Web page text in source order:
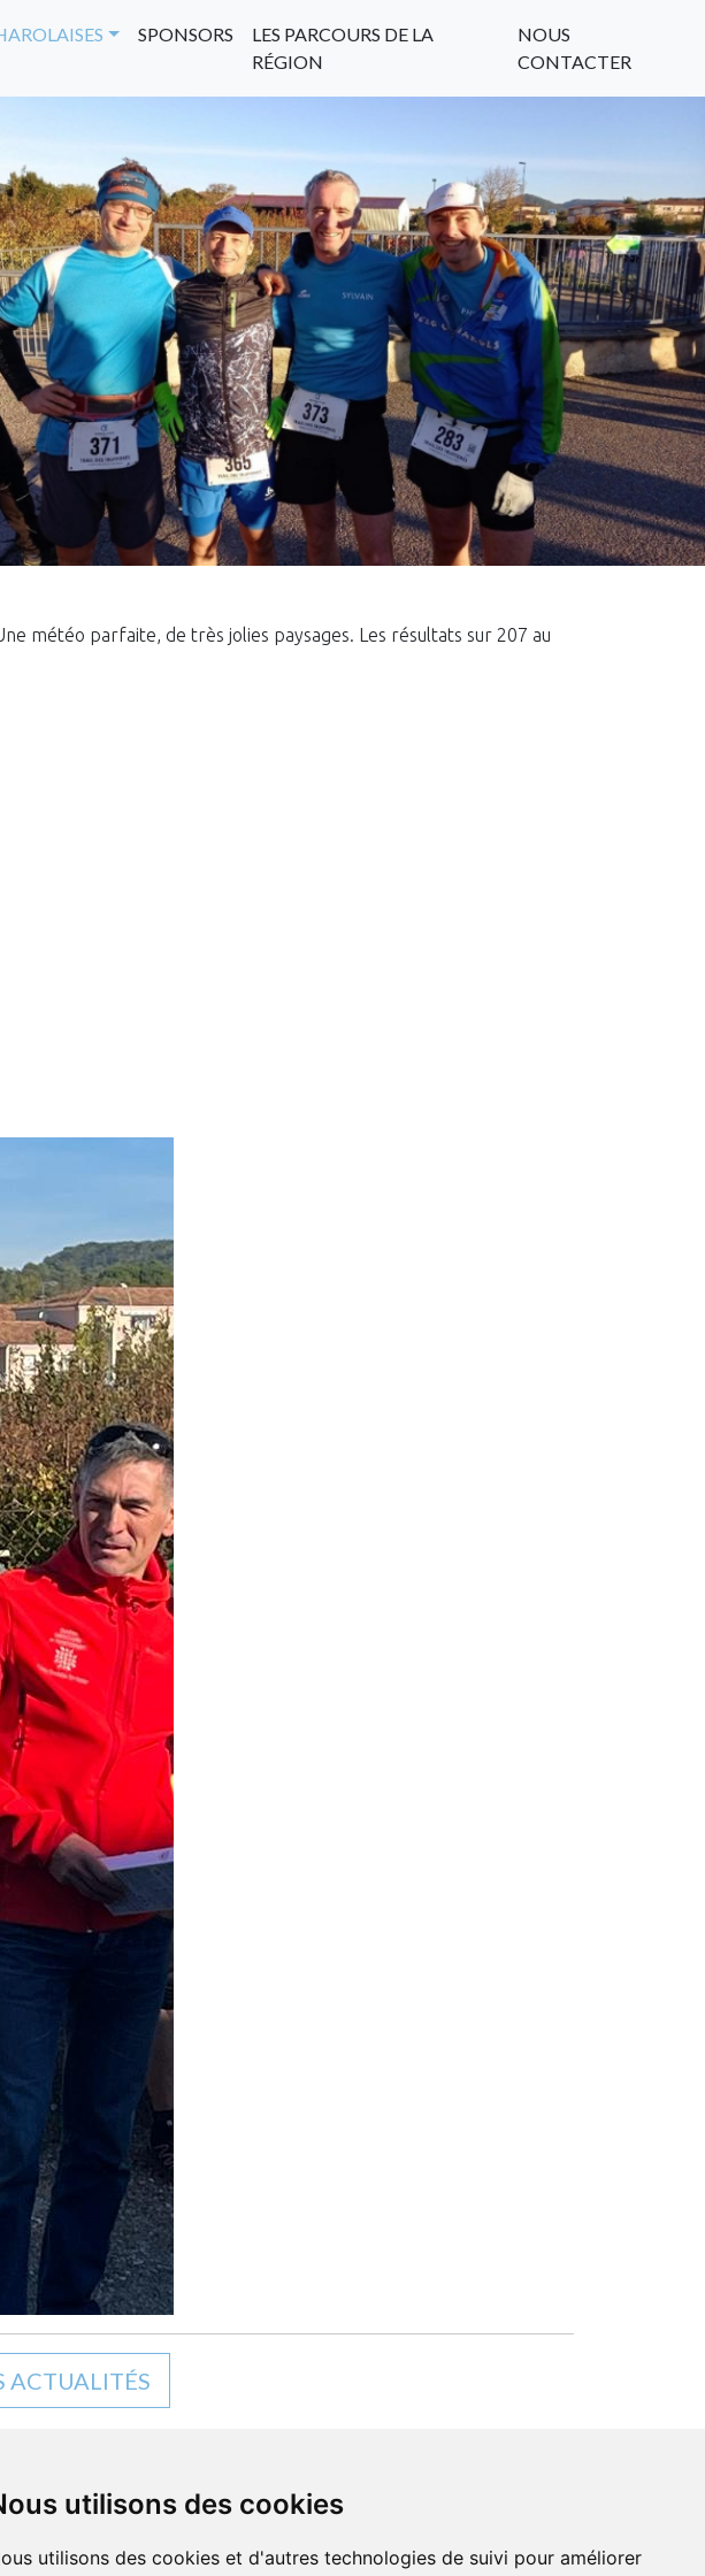
utilisons des cookies
utilisons des cookies et d'autres technologies de suivi pour améliorer
SPONSORS
LES PARCOURS DE LA
RÉGION
NOUS
CONTACTER
météo parfaite, de très jolies paysages. Les résultats sur 207 au
ACTUALITÉS
téléphone